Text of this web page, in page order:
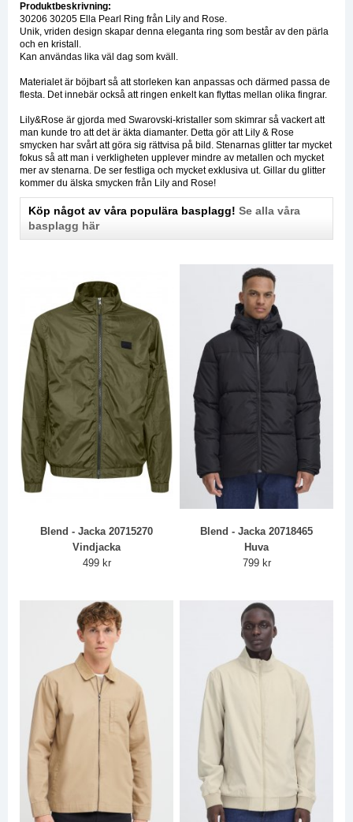
Produktbeskrivning:
30206 30205 Ella Pearl Ring från Lily and Rose.
Unik, vriden design skapar denna eleganta ring som består av den pärla
och en kristall.
Kan användas lika väl dag som kväll.
Materialet är böjbart så att storleken kan anpassas och därmed passa de
flesta. Det innebär också att ringen enkelt kan flyttas mellan olika fingrar.
Lily&Rose är gjorda med Swarovski-kristaller som skimrar så vackert att
man kunde tro att det är äkta diamanter. Detta gör att Lily & Rose
smycken har svårt att göra sig rättvisa på bild. Stenarnas glitter tar mycket
fokus så att man i verkligheten upplever mindre av metallen och mycket
mer av stenarna. De ser festliga och mycket exklusiva ut. Gillar du glitter
kommer du älska smycken från Lily and Rose!
Köp något av våra populära basplagg! Se alla våra
basplagg här
Blend - Jacka 20715270
Vindjacka
499 kr
Blend - Jacka 20718465
Huva
799 kr